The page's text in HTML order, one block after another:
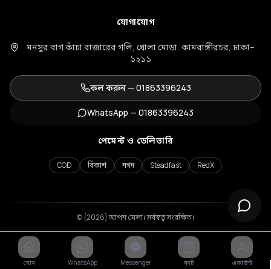
যোগাযোগ
মনসুর বাগ কাঁচা বাজারের গলি, খোলা মোড়া, কামরাঙ্গীরচর, ঢাকা–
১২১১
কল করুন — 01863396243
WhatsApp — 01863396243
পেমেন্ট ও ডেলিভারি
COD বিকাশ নগদ Steadfast RedX
© {2026} আপন মেলা। সর্বস্বত্ব সংরক্ষিত।
হোম WhatsApp Messenger কার্ট একাউন্ট